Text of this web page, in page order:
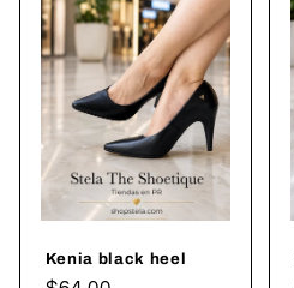
c
c
ó
n
Kenia black heel